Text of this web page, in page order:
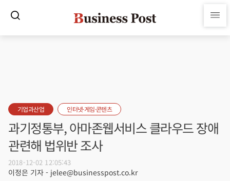
기업과산업 인터넷·게임·콘텐츠
과기정통부, 아마존웹서비스 클라우드 장애
관련해 법위반 조사
2018-12-02 12:05:43
이정은 기자 - jelee@businesspost.co.kr